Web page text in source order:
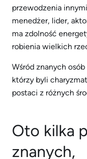
przewodzenia
menedżer, lider,
ma zdolność
robienia wielkich
Wśród znanych
którzy byli
postaci z różnych
Oto kilka
znanych,